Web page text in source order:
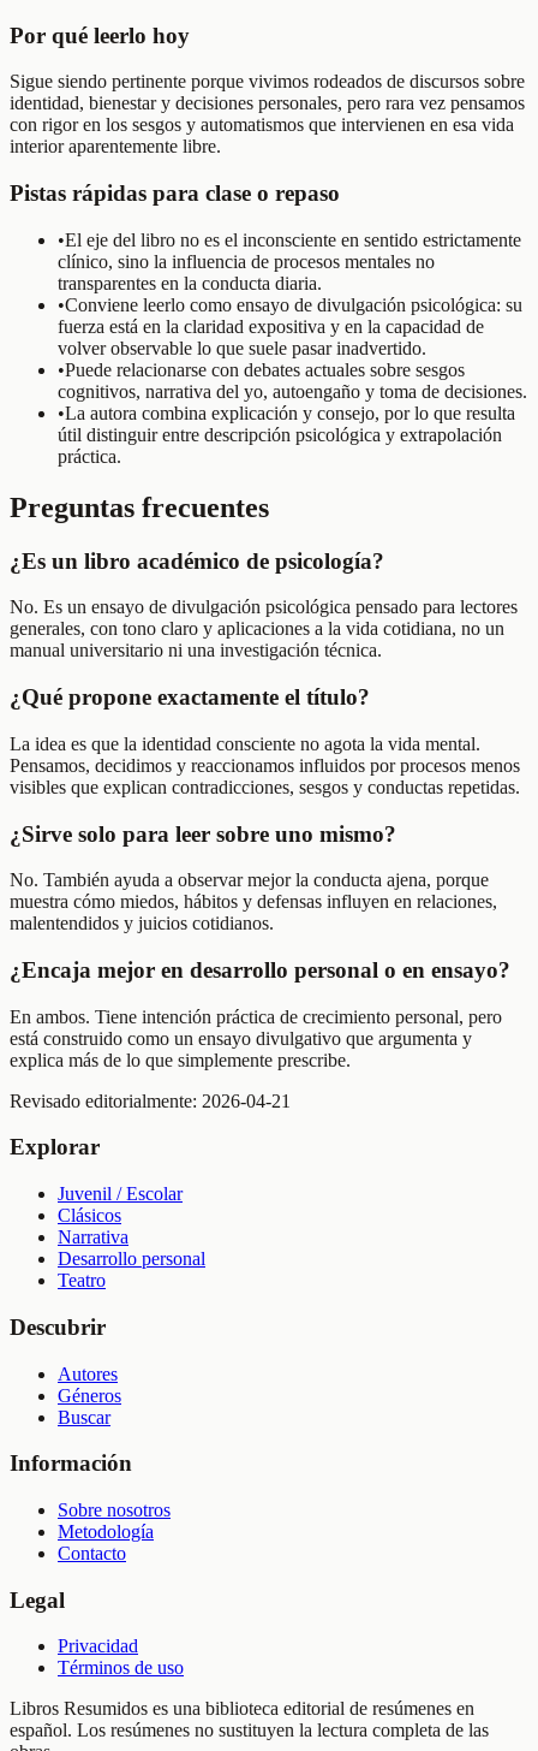
Por qué leerlo hoy
Sigue siendo pertinente porque vivimos rodeados de discursos sobre
identidad, bienestar y decisiones personales, pero rara vez pensamos
con rigor en los sesgos y automatismos que intervienen en esa vida
interior aparentemente libre.
Pistas rápidas para clase o repaso
•El eje del libro no es el inconsciente en sentido estrictamente
clínico, sino la influencia de procesos mentales no
transparentes en la conducta diaria.
•Conviene leerlo como ensayo de divulgación psicológica: su
fuerza está en la claridad expositiva y en la capacidad de
volver observable lo que suele pasar inadvertido.
•Puede relacionarse con debates actuales sobre sesgos
cognitivos, narrativa del yo, autoengaño y toma de decisiones.
•La autora combina explicación y consejo, por lo que resulta
útil distinguir entre descripción psicológica y extrapolación
práctica.
Preguntas frecuentes
¿Es un libro académico de psicología?
No. Es un ensayo de divulgación psicológica pensado para lectores
generales, con tono claro y aplicaciones a la vida cotidiana, no un
manual universitario ni una investigación técnica.
¿Qué propone exactamente el título?
La idea es que la identidad consciente no agota la vida mental.
Pensamos, decidimos y reaccionamos influidos por procesos menos
visibles que explican contradicciones, sesgos y conductas repetidas.
¿Sirve solo para leer sobre uno mismo?
No. También ayuda a observar mejor la conducta ajena, porque
muestra cómo miedos, hábitos y defensas influyen en relaciones,
malentendidos y juicios cotidianos.
¿Encaja mejor en desarrollo personal o en ensayo?
En ambos. Tiene intención práctica de crecimiento personal, pero
está construido como un ensayo divulgativo que argumenta y
explica más de lo que simplemente prescribe.
Revisado editorialmente: 2026-04-21
Explorar
Juvenil / Escolar
Clásicos
Narrativa
Desarrollo personal
Teatro
Descubrir
Autores
Géneros
Buscar
Información
Sobre nosotros
Metodología
Contacto
Legal
Privacidad
Términos de uso
Libros Resumidos es una biblioteca editorial de resúmenes en
español. Los resúmenes no sustituyen la lectura completa de las